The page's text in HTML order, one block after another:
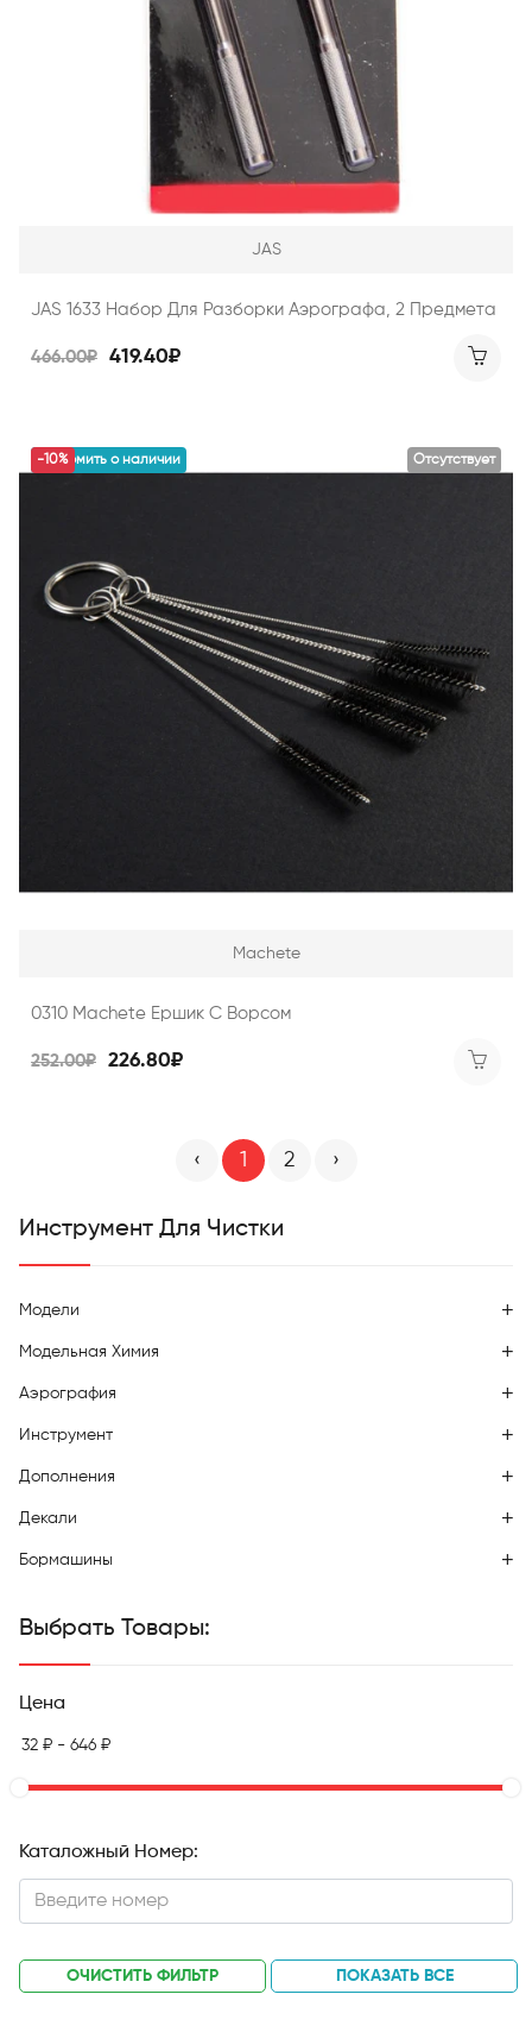
JAS
JAS 1633 Набор Для Разборки Аэрографа, 2 Предмета
466.00₽ 419.40₽
Отсутствует
уведомить о наличии
-10%
Machete
0310 Machete Ершик С Ворсом
252.00₽ 226.80₽
‹ 1 2 ›
Инструмент Для Чистки
Модели
Модельная Химия
Аэрография
Инструмент
Дополнения
Декали
Бормашины
Выбрать Товары:
Цена
Каталожный Номер:
ОЧИСТИТЬ ФИЛЬТР ПОКАЗАТЬ ВСЕ